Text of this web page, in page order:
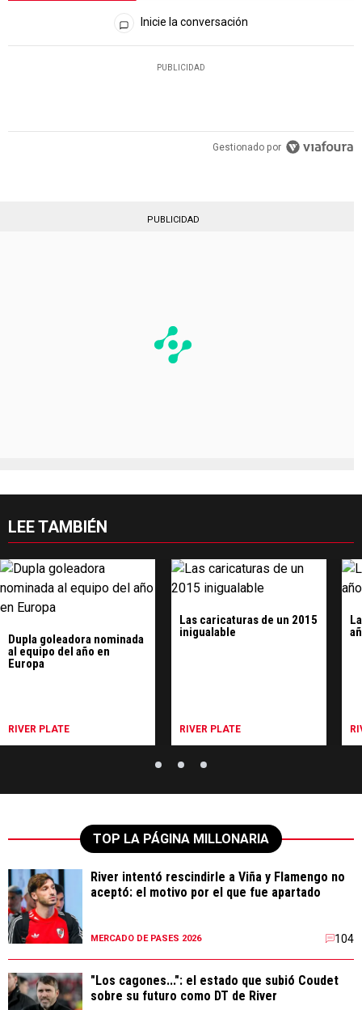
Todos los comentarios
Inicie la conversación
PUBLICIDAD
Gestionado por
PUBLICIDAD
LEE TAMBIÉN
Dupla goleadora nominada
al equipo del año en
Europa
RIVER PLATE
Las caricaturas de un 2015
inigualable
RIVER PLATE
TOP LA PÁGINA MILLONARIA
River intentó rescindirle a Viña y Flamengo no
aceptó: el motivo por el que fue apartado
MERCADO DE PASES 2026 104
"Los cagones...": el estado que subió Coudet
sobre su futuro como DT de River